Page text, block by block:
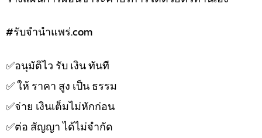
#รับจํานําแพร่.com
✅️อนุมัติไว รับ เงิน ทันที
✅️ ให้ ราคา สูง เป็น ธรรม
✅️จ่าย เงินเต็มไม่หักก่อน
✅️ต่อ สัญญา ได้ไม่จำกัด